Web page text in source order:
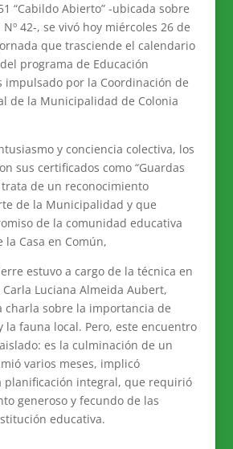
“Cabildo Abierto” -ubicada sobre
42-, se vivó hoy miércoles 26 de
que trasciende el calendario
programa de Educación
impulsado por la Coordinación de
de la Municipalidad de Colonia
y conciencia colectiva, los
sus certificados como “Guardas
trata de un reconocimiento
de la Municipalidad y que
de la comunidad educativa
Casa en Común,
estuvo a cargo de la técnica en
Luciana Almeida Aubert,
sobre la importancia de
la fauna local. Pero, este encuentro
es la culminación de un
varios meses, implicó
planificación integral, que requirió
generoso y fecundo de las
educativa.